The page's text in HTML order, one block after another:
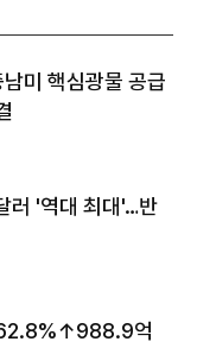
미 핵심광물 공급
러 '역대 최대'…반